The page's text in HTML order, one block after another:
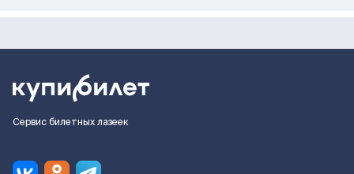
Сервис билетных лазеек